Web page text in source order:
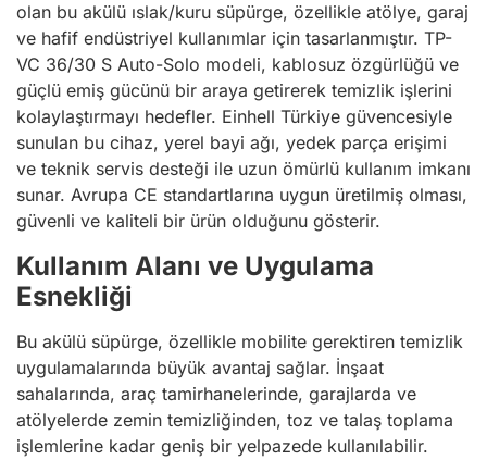
olan bu akülü ıslak/kuru süpürge, özellikle atölye, garaj
ve hafif endüstriyel kullanımlar için tasarlanmıştır. TP-
VC 36/30 S Auto-Solo modeli, kablosuz özgürlüğü ve
güçlü emiş gücünü bir araya getirerek temizlik işlerini
kolaylaştırmayı hedefler. Einhell Türkiye güvencesiyle
sunulan bu cihaz, yerel bayi ağı, yedek parça erişimi
ve teknik servis desteği ile uzun ömürlü kullanım imkanı
sunar. Avrupa CE standartlarına uygun üretilmiş olması,
güvenli ve kaliteli bir ürün olduğunu gösterir.
Kullanım Alanı ve Uygulama
Esnekliği
Bu akülü süpürge, özellikle mobilite gerektiren temizlik
uygulamalarında büyük avantaj sağlar. İnşaat
sahalarında, araç tamirhanelerinde, garajlarda ve
atölyelerde zemin temizliğinden, toz ve talaş toplama
işlemlerine kadar geniş bir yelpazede kullanılabilir.